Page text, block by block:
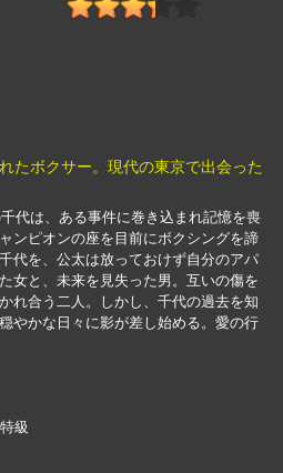
たボクサー。現代の東京で出会った
代は、ある事件に巻き込まれ記憶を喪
ンピオンの座を目前にボクシングを諦
代を、公太は放っておけず自分のアパ
女と、未来を見失った男。互いの傷を
れ合う二人。しかし、千代の過去を知
やかな日々に影が差し始める。愛の行
級